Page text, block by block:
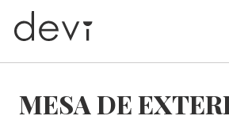
MESA DE